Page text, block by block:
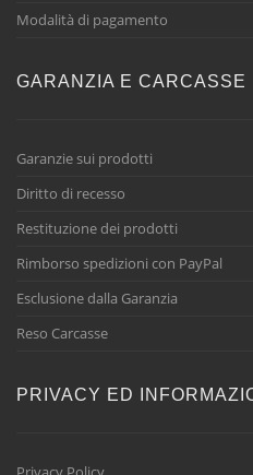
Modalità di pagamento
GARANZIA E CARCASSE
Garanzie sui prodotti
Diritto di recesso
Restituzione dei prodotti
Rimborso spedizioni con PayPal
Esclusione dalla Garanzia
Reso Carcasse
PRIVACY ED